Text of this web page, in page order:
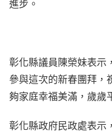
進步。
彰化縣議員陳榮妹表示
參與這次的新春團拜，
夠家庭幸福美滿，歲歲
彰化縣政府民政處表示